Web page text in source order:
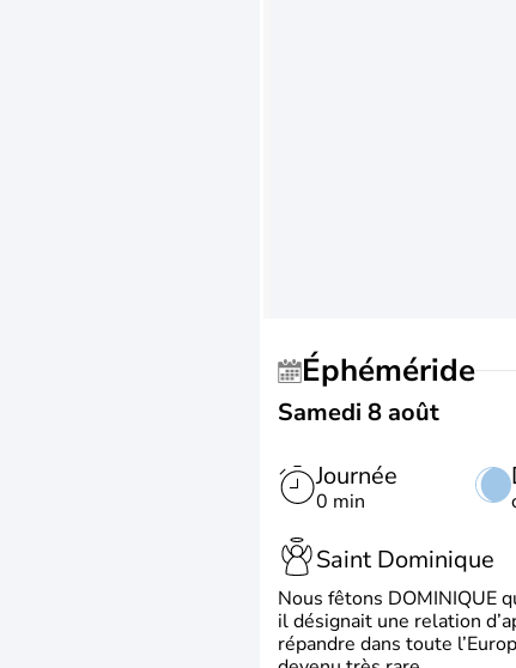
Éphéméride
Samedi 8 août
Journée
0 min
Saint Dominique
Nous fêtons DOMINIQUE
il désignait une relation
répandre dans toute